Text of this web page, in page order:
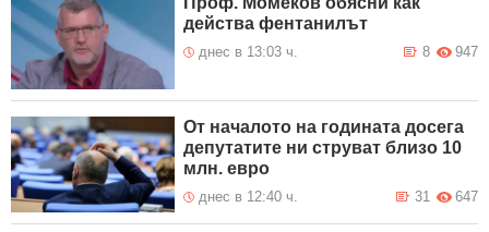
действа фентанилът
днес в 13:03 ч. 947
8
От началото на годината досега
депутатите ни струват близо 10
млн. евро
днес в 12:40 ч. 647
31